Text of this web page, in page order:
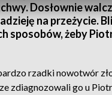
Dosłownie
na przeżycie.
sposobów, żeby
rzadki nowotwór
zdiagnozowali go u